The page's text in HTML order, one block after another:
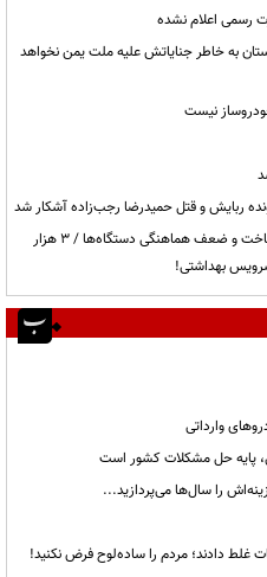
رسمی اعلام نشده
به خاطر جنایاتش علیه ملت یمن نخواهد
نیست
ربایش و قتل حمیدرضا رجب‌زاده آشکار شد
ریمـدان؛ مرزی گرفتار در صف، کمبود زیرساخت و ضعف هماهنگی دستگاه‌ها / ۳ هزار
بهداشتی!
وارداتی
پایه حل مشکلات کشور است
غلط دادند؛ مردم را ساده‌لوح فرض نکنید!